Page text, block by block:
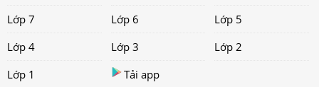
Lớp 7
Lớp 6
Lớp 5
Lớp 4
Lớp 3
Lớp 2
Lớp 1
Tải app